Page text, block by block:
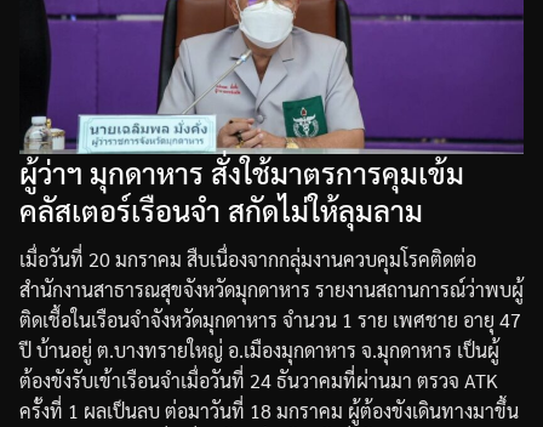
ผู้ว่าฯ มุกดาหาร สั่งใช้มาตรการคุมเข้ม
คลัสเตอร์เรือนจำ สกัดไม่ให้ลุมลาม
เมื่อวันที่ 20มกราคม สืบเนื่องจากกลุ่มงานควบคุมโรคติดต่อ
สำนักงานสาธารณสุขจังหวัดมุกดาหาร รายงานสถานการณ์ว่าพบผู้
ติดเชื้อในเรือนจำจังหวัดมุกดาหาร จำนวน 1 ราย เพศชาย อายุ 47
ปีบ้านอยู่ ต.บางทรายใหญ่ อ.เมืองมุกดาหาร จ.มุกดาหาร เป็นผู้
ต้องขังรับเข้าเรือนจำเมื่อวันที่ 24ธันวาคมที่ผ่านมา ตรวจ ATK
ครั้งที่ 1 ผลเป็นลบต่อมาวันที่ 18มกราคม ผู้ต้องขังเดินทางมาขึ้น